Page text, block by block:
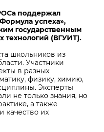
поддержал
успеха»,
государственным
технологий (ВГУИТ).
школьников из
Участники
в разных
физику, химию,
Эксперты
не только знания, но
а также
качество их